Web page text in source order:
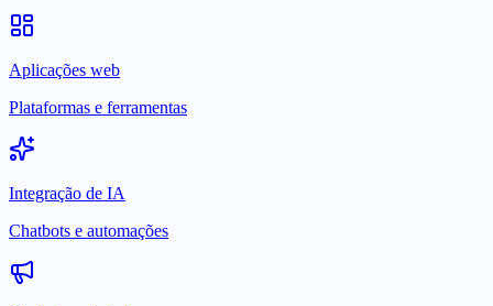
Aplicações web
Plataformas e ferramentas
Integração de IA
Chatbots e automações